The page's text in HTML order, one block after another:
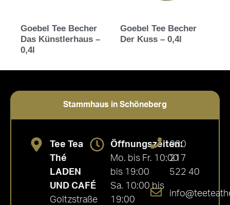
Goebel Tee Becher
Das Künstlerhaus –
0,4l
Goebel Tee Becher
Der Kuss – 0,4l
Stammhaus in Schöneberg
Tee Tea
Thé
LADEN
UND CAFÉ
Goltzstraße
Öffnungszeiten:
Mo. bis Fr. 10:00
bis 19:00
Sa. 10:00 bis
19:00
030
217
522 40